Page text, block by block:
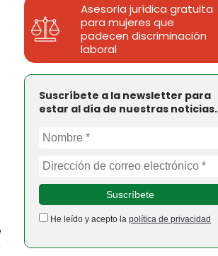
Asesoría jurídica gratuita
para mujeres que
padecen discriminación
laboral
Suscríbete a la newsletter para
estar al día de nuestras noticias.
He leído y acepto la política de privacidad